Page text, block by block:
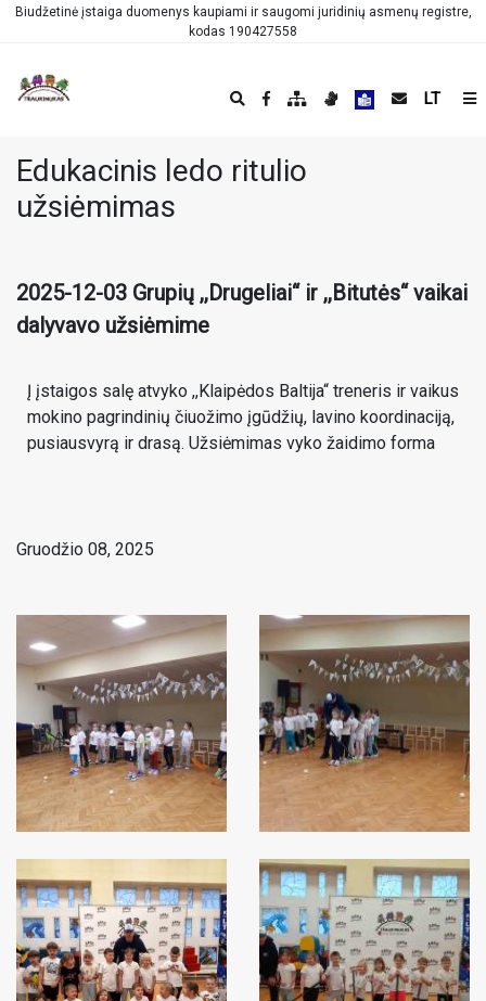
Biudžetinė įstaiga duomenys kaupiami ir saugomi juridinių asmenų registre,
kodas 190427558
LT
Edukacinis ledo ritulio
užsiėmimas
2025-12-03 Grupių ,,Drugeliai“ ir ,,Bitutės“ vaikai
dalyvavo užsiėmime
Į įstaigos salę atvyko ,,Klaipėdos Baltija“ treneris ir vaikus
mokino pagrindinių čiuožimo įgūdžių, lavino koordinaciją,
pusiausvyrą ir drasą. Užsiėmimas vyko žaidimo forma
Gruodžio 08, 2025